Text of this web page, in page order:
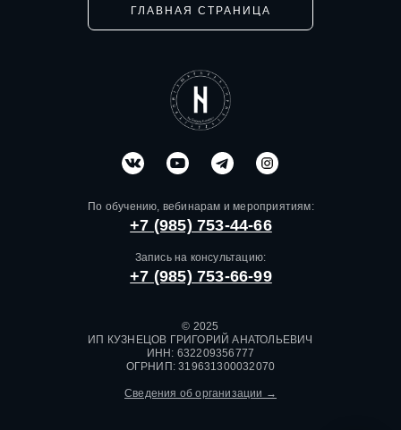
ГЛАВНАЯ СТРАНИЦА
© 2025
ИП КУЗНЕЦОВ ГРИГОРИЙ АНАТОЛЬЕВИЧ
ИНН: 632209356777
ОГРНИП: 319631300032070
Сведения об организации →
+7 (985) 753-44-66
+7 (985) 753-66-99
По обучению, вебинарам и мероприятиям:
Запись на консультацию: